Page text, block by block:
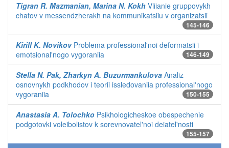
Tigran R. Mazmanian, Marina N. Kokh Vliianie gruppovykh
chatov v messendzherakh na kommunikatsiiu v organizatsii
145-146
Kirill K. NovikovProblema professional'noi deformatsii i
emotsional'nogo vygoraniia
146-149
Stella N. Pak, Zharkyn A. Buzurmankulova Analiz
osnovnykh podkhodov i teorii issledovaniia professional'nogo
vygoraniia
150-155
Anastasia A. Tolochko Psikhologicheskoe obespechenie
podgotovki voleibolistov k sorevnovatel'noi deiatel'nosti
155-157